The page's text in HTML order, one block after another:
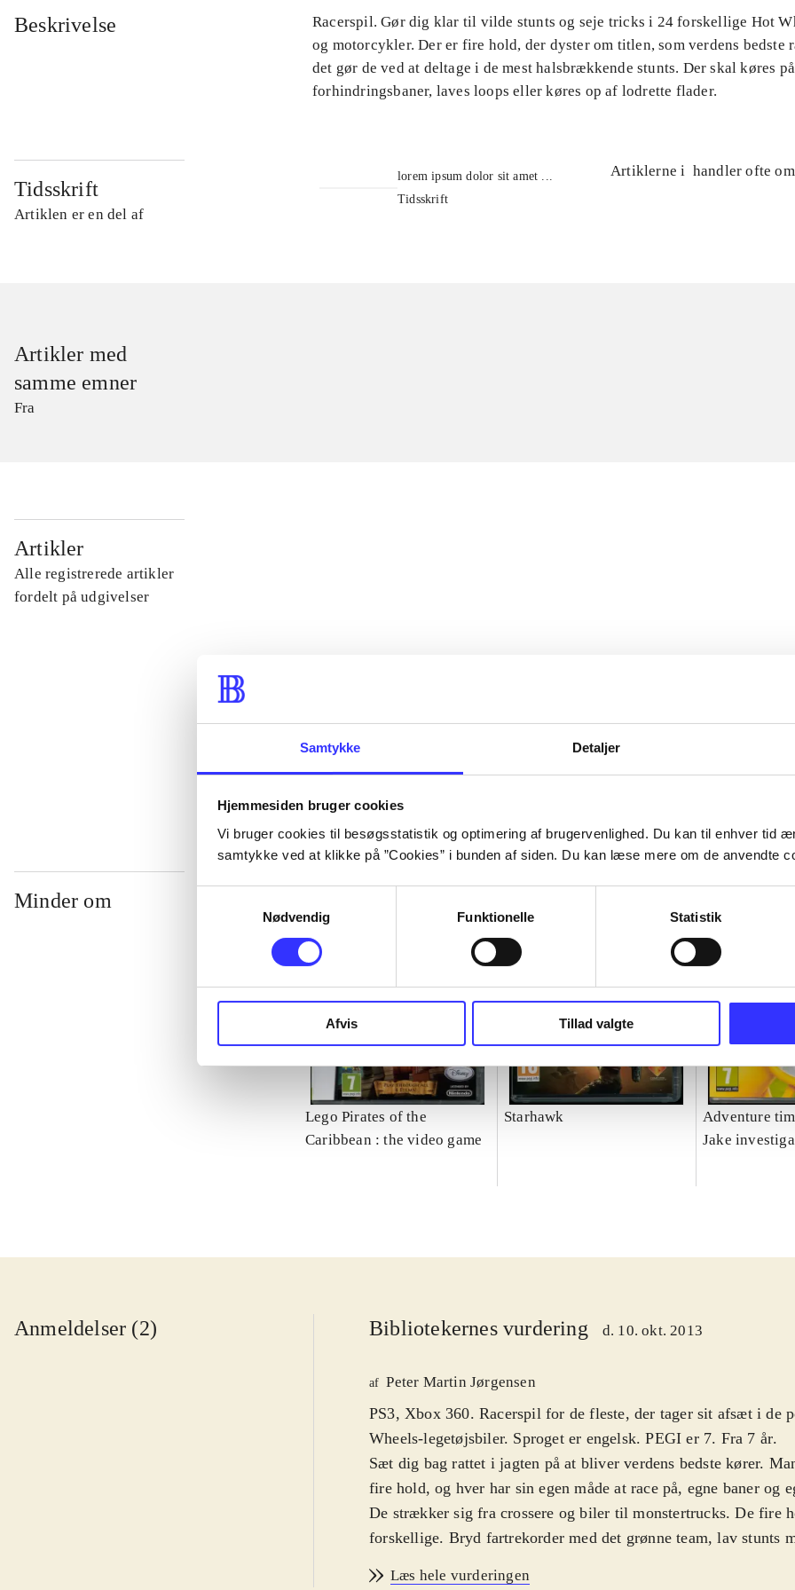
Samtykke Detaljer
Hjemmesiden bruger cookies
Vi bruger cookies til besøgsstatistik og optimering af brugervenlighed. Du kan til enhver tid
samtykke ved at klikke på ”Cookies” i bunden af siden. Du kan læse mere om de anvendte
Nødvendig
Funktionelle Statistik
Afvis Tillad valgte
Beskrivelse
Racerspil. Gør dig klar til vilde stunts og seje tricks i 24 forskellige Hot
og motorcykler. Der er fire hold, der dyster om titlen, som verdens bedste
det gør de ved at deltage i de mest halsbrækkende stunts. Der skal køres på
forhindringsbaner, laves loops eller køres op af lodrette flader.
Tidsskrift
Artiklen er en del af
lorem ipsum dolor sit amet ...
Tidsskrift
Artiklerne i handler ofte om
Artikler med
samme emner
Fra
Artikler
Alle registrerede artikler
fordelt på udgivelser
Minder om
Lego Pirates of the
Caribbean : the video game
Starhawk
Adventure
Jake
Anmeldelser (2) Bibliotekernes vurdering d. 10. okt. 2013
af Peter Martin Jørgensen
PS3, Xbox 360. Racerspil for de fleste, der tager sit afsæt i de
Wheels-legetøjsbiler. Sproget er engelsk. PEGI er 7. Fra 7 år.
Sæt dig bag rattet i jagten på at bliver verdens bedste kører.
fire hold, og hver har sin egen måde at race på, egne baner og
De strækker sig fra crossere og biler til monstertrucks. De fire
forskellige. Bryd fartrekorder med det grønne team, lav stunts
Læs hele vurderingen